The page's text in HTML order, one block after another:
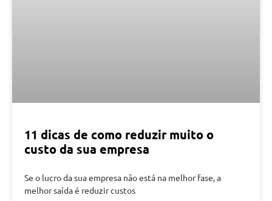
11 dicas de como reduzir muito o
custo da sua empresa
Se o lucro da sua empresa não está na melhor fase, a
melhor saída é reduzir custos